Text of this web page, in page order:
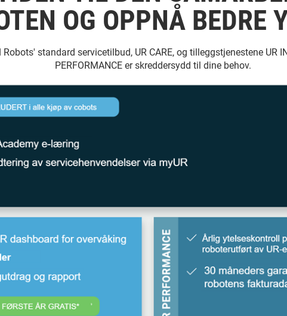
OG OPPNÅ BEDRE
Robots' standard servicetilbud, UR CARE, og tilleggstjenestene UR
PERFORMANCE er skreddersydd til dine behov.